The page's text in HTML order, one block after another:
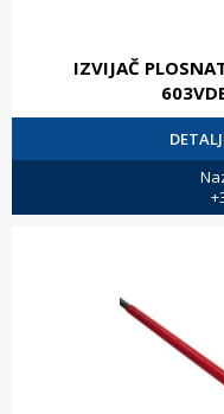
IZVIJAČ